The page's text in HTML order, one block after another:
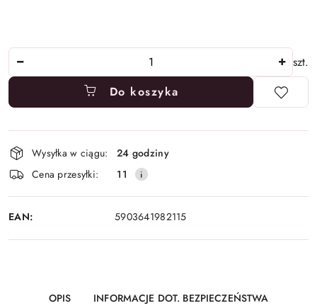
szt.
Do koszyka
Dostępność
i
dostawa
Wysyłka w ciągu:
24 godziny
Cena przesyłki:
11
EAN: 5903641982115
OPIS INFORMACJE DOT. BEZPIECZEŃSTWA